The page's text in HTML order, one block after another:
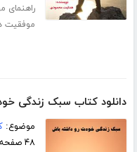
راهنمای
موفقیت
دانلود کتاب سبک زندگی
موضوع:
۴۸ صفحه